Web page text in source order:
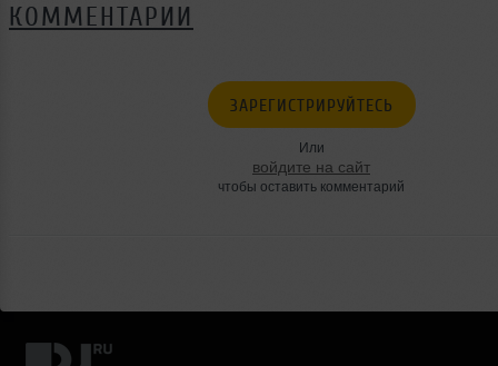
КОММЕНТАРИИ
ЗАРЕГИСТРИРУЙТЕСЬ
Или
войдите на сайт
чтобы оставить комментарий